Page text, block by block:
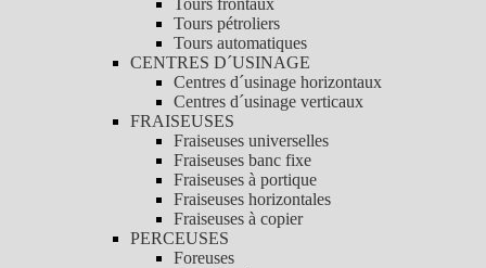
Tours pétroliers
Tours automatiques
CENTRES D´USINAGE
Centres d´usinage horizontaux
Centres d´usinage verticaux
FRAISEUSES
Fraiseuses universelles
Fraiseuses banc fixe
Fraiseuses à portique
Fraiseuses horizontales
Fraiseuses à copier
PERCEUSES
Foreuses